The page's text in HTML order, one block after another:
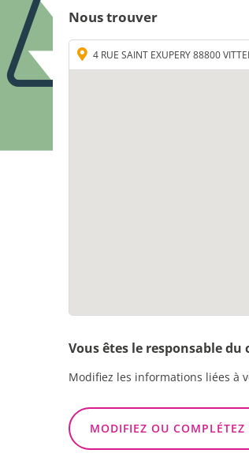
Nous trouver
4 RUE SAINT EXUPERY 88800
Vous êtes le responsable du
Modifiez les informations liées à
MODIFIEZ OU